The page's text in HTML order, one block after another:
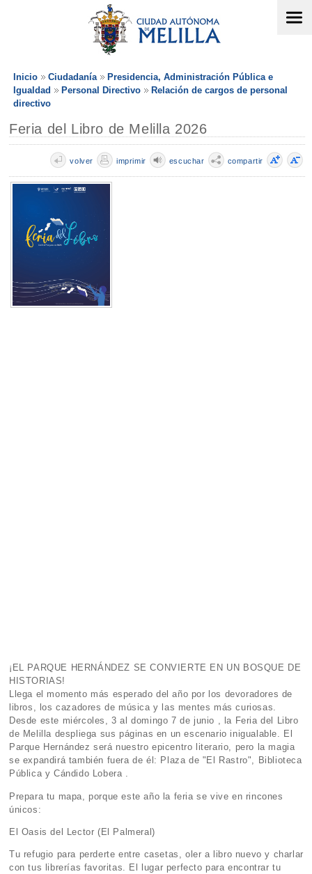
Inicio Ciudadanía
Presidencia, Administración Pública e
Igualdad
Personal Directivo
Relación de cargos de personal
directivo
Feria del Libro de Melilla 2026
compartir
escuchar
imprimir
volver
¡EL PARQUE HERNÁNDEZ SE CONVIERTE EN UN BOSQUE DE
HISTORIAS!
Llega el momento más esperado del año por los devoradores de
libros, los cazadores de música y las mentes más curiosas.
Desde este miércoles, 3 al domingo 7 de junio , la Feria del Libro
de Melilla despliega sus páginas en un escenario inigualable. El
Parque Hernández será nuestro epicentro literario, pero la magia
se expandirá también fuera de él: Plaza de "El Rastro", Biblioteca
Pública y Cándido Lobera .
Prepara tu mapa, porque este año la feria se vive en rincones
únicos:
El Oasis del Lector (El Palmeral)
Tu refugio para perderte entre casetas, oler a libro nuevo y charlar
con tus librerías favoritas. El lugar perfecto para encontrar tu